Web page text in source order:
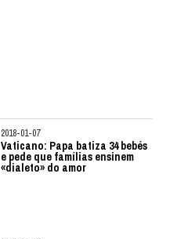
2018-01-07
Vaticano: Papa batiza 34 bebés
e pede que famílias ensinem
«dialeto» do amor